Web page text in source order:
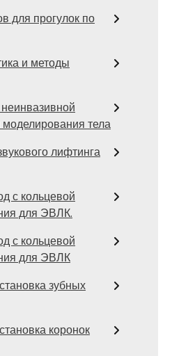
для прогулок по
и методы
тела
лифтинга
с кольцевой
для ЭВЛК.
с кольцевой
для ЭВЛК
зубных
коронок